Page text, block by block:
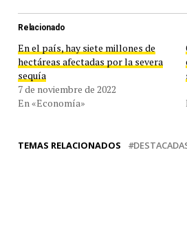
Relacionado
En el país, hay siete millones de
hectáreas afectadas por la severa
sequía
7 de noviembre de 2022
En «Economía»
TEMAS RELACIONADOS